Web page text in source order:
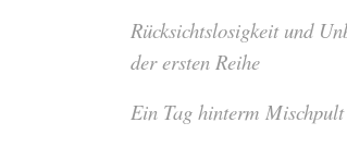
Rücksichtslosigkeit und
der ersten Reihe
Ein Tag hinterm Mischpult